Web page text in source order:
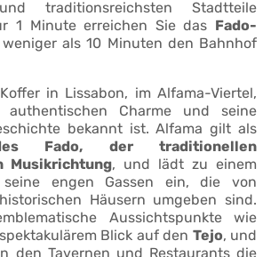
traditionsreichsten Stadtteile
1 Minute erreichen Sie das Fado-
als 10 Minuten den Bahnhof
in Lissabon, im Alfama-Viertel,
Charme und seine
bekannt ist. Alfama gilt als
Fado, der traditionellen
Musikrichtung, und lädt zu einem
engen Gassen ein, die von
Häusern umgeben sind.
Aussichtspunkte wie
Blick auf den Tejo, und
den Tavernen und Restaurants die